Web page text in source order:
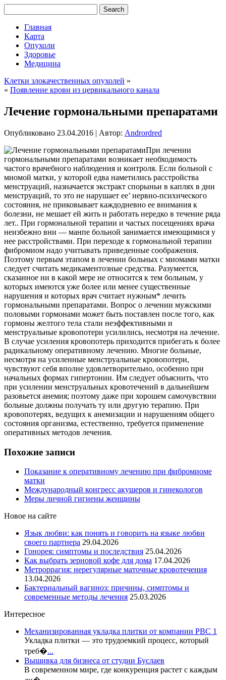
Главная
Карта
Опухоли
Здоровье
Медицина
Клетки злокачественных опухолей »
« Появление крови из цервикального канала
Лечение гормональными препаратами
Опубликовано 23.04.2016 | Автор: Andrordred
При лечении
гормональными препаратами возникает необходимость
частого врачебного наблюдения и контроля. Если больной с
миомой матки, у которой едва наметились расстройства
менструаций, назначается экстракт спорыньи в каплях в дни
менструаций, то это не нарушает ее’ нервно-психического
состояния, не приковывает каждодневно ее внимания к
болезни, не мешает ей жить и работать нередко в течение ряда
лет.. При гормональной терапии и частых посещениях врача
неизбежно вни — манпе больной занимается имеющимися у
нее расстройствами. При переходе к гормональной терапии
фибромиом надо учитывать приведенные соображения.
Поэтому первым этапом в лечении больных с миомами матки
следует считать медикаментозные средства. Разумеется,
сказанное ни в какой мере не относится к тем больным, у
которых имеются уже более или менее существенные
нарушения и которых врач считает нужным* лечить
гормональными препаратами. Вопрос о лечении мужскими
половыми гормонами может быть поставлен после того, как
гормоны желтого тела стали неэффективными и
менструальные кровопотери усилились, несмотря на лечение.
В случае усиления кровопотерь приходится прибегать к более
радикальному оперативному лечению. Многие больные,
несмотря на усиленные менструальные кровопотери,
чувствуют себя вполне удовлетворительно, особенно при
начальных формах гипертонии. Им следует объяснить, что
при усилении менструальных кровотечений в дальнейшем
разовьется анемия; поэтому даже при хорошем самочувствии
больные должны получать ту или другую терапию. При
кровопотерях, ведущих к анемизации и нарушениям общего
состояния организма, естественно, требуется применение
оперативных методов лечения.
Похожие записи
Показание к оперативному лечению при фибромиоме
матки
Международный конгресс акушеров и гинекологов
Меры личной гигиены женщины
Новое на сайте
Язык любви: как понять и говорить на языке любви
своего партнера 29.04.2026
Гонорея: симптомы и последствия 25.04.2026
Как выбрать зерновой кофе для дома 17.04.2026
Метроррагия: нерегулярные маточные кровотечения
13.04.2026
Бактериальный вагиноз: причины, симптомы и
современные методы лечения 25.03.2026
Интересное
Механизированная укладка плитки от компании РВС 1
Укладка плитки — это трудоемкий процесс, который
треб�...
Вышивка для бизнеса от студии Буслаев
В современном мире, где конкуренция растет с каждым